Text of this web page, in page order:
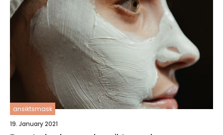
ansiktsmask
19. January 2021